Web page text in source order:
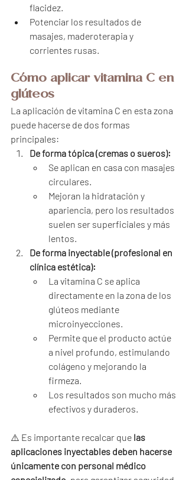
flacidez.
Potenciar los resultados de
masajes, maderoterapia y
corrientes rusas.
Cómo aplicar vitamina C en
glúteos
La aplicación de vitamina C en esta zona
puede hacerse de dos formas
principales:
De forma tópica (cremas o sueros):
Se aplican en casa con masajes
circulares.
Mejoran la hidratación y
apariencia, pero los resultados
suelen ser superficiales y más
lentos.
De forma inyectable (profesional en
clínica estética):
La vitamina C se aplica
directamente en la zona de los
glúteos mediante
microinyecciones.
Permite que el producto actúe
a nivel profundo, estimulando
colágeno y mejorando la
firmeza.
Los resultados son mucho más
efectivos y duraderos.
⚠️ Es importante recalcar que las
aplicaciones inyectables deben hacerse
únicamente con personal médico